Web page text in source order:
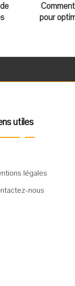
pour
utiles
légales
nous